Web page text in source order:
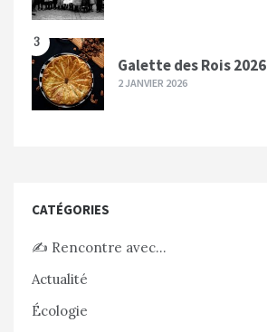
3
Galette des Rois 2026
2 JANVIER 2026
CATÉGORIES
✍️ Rencontre avec…
Actualité
Écologie